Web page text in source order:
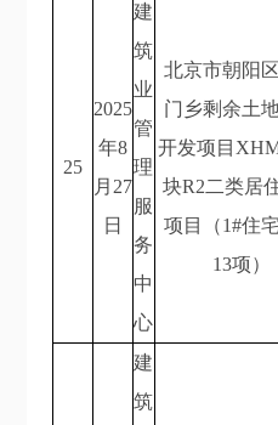
25
2025
年8
月27
日
建
筑
业
管
理
服
务
中
心
北京市朝阳
门乡剩余土
开发项目
块R2二类居
项目（1#住
13项）
建
筑